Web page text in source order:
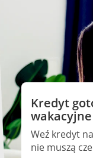
Kredyt
Weź kredyt
nie muszą